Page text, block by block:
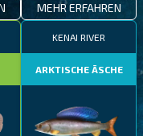
MEHR ERFAHREN
KENAI RIVER
ARKTISCHE ÄSCHE